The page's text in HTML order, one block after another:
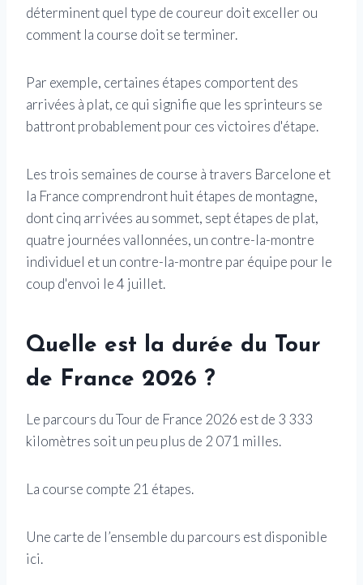
déterminent quel type de coureur doit exceller ou
comment la course doit se terminer.
Par exemple, certaines étapes comportent des
arrivées à plat, ce qui signifie que les sprinteurs se
battront probablement pour ces victoires d'étape.
Les trois semaines de course à travers Barcelone et
la France comprendront huit étapes de montagne,
dont cinq arrivées au sommet, sept étapes de plat,
quatre journées vallonnées, un contre-la-montre
individuel et un contre-la-montre par équipe pour le
coup d'envoi le 4 juillet.
Quelle est la durée du Tour
de France 2026 ?
Le parcours du Tour de France 2026 est de 3 333
kilomètres soit un peu plus de 2 071 milles.
La course compte 21 étapes.
Une carte de l’ensemble du parcours est disponible
ici.